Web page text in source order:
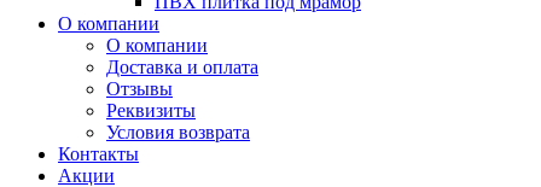
О компании
О компании
Доставка и оплата
Отзывы
Реквизиты
Условия возврата
Контакты
Акции